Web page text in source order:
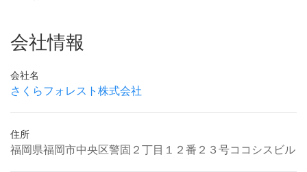
会社情報
会社名
さくらフォレスト株式会社
住所
福岡県福岡市中央区警固２丁目１２番２３号ココシスビル